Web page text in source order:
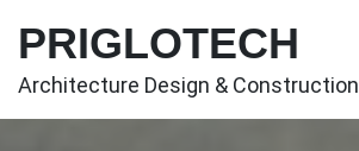
content
PRIGLOTECH
Architecture Design & Construction